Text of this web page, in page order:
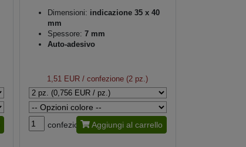
Dimensioni: indicazione 35 x 40
mm
Spessore: 7 mm
Auto-adesivo
1,51 EUR / confezione (2 pz.)
confezione Aggiungi al carrello